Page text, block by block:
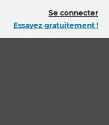
Se connecter
Essayez gratuitement !